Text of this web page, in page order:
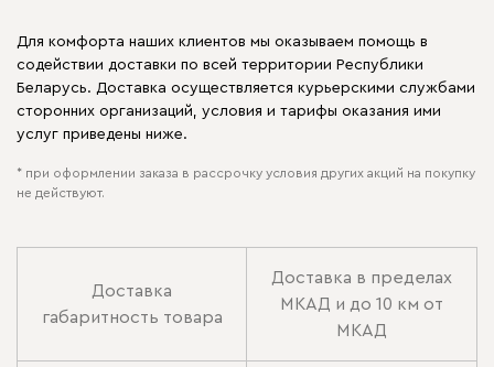
Для комфорта наших клиентов мы оказываем помощь в
содействии доставки по всей территории Республики
Беларусь. Доставка осуществляется курьерскими службами
сторонних организаций, условия и тарифы оказания ими
услуг приведены ниже.
* при оформлении заказа в рассрочку условия других акций на покупку
не действуют.
Доставка
габаритность товара
Доставка в пределах
МКАД и до 10 км от
МКАД